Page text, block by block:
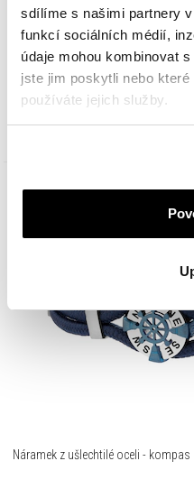
sdílíme s našimi partnery
funkcí sociálních médií,
údaje mohou kombinovat
jste jim poskytli nebo
používáte jejich služby.
Náramek z ušlechtilé oceli a kůže -
1 390 Kč
Náramek z ušlechtilé oceli - kompas